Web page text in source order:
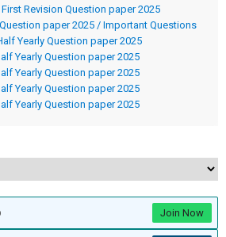
Revision Question paper 2025
paper 2025 / Important Questions
Yearly Question paper 2025
Yearly Question paper 2025
Yearly Question paper 2025
Yearly Question paper 2025
Yearly Question paper 2025
Join Now